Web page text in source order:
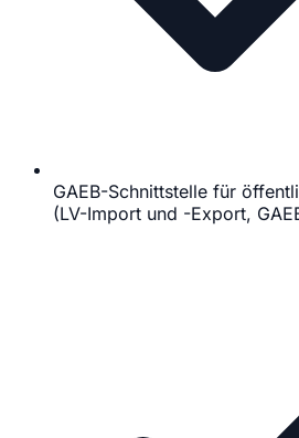
GAEB-Schnittstelle für
(LV-Import und -Export,